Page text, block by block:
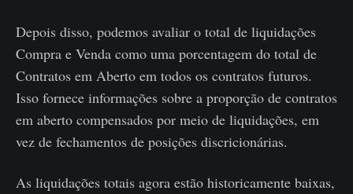
Depois disso, podemos avaliar o total de liquidações
Compra e Venda como uma porcentagem do total de
Contratos em Aberto em todos os contratos futuros.
Isso fornece informações sobre a proporção de contratos
em aberto compensados ​​por meio de liquidações, em
vez de fechamentos de posições discricionárias.
As liquidações totais agora estão historicamente baixas,